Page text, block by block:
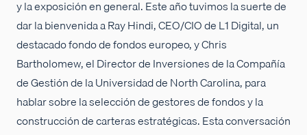
y la exposición en general. Este año tuvimos la suerte de
dar la bienvenida a Ray Hindi, CEO/CIO de L1 Digital, un
destacado fondo de fondos europeo, y Chris
Bartholomew, el Director de Inversiones de la Compañía
de Gestión de la Universidad de North Carolina, para
hablar sobre la selección de gestores de fondos y la
construcción de carteras estratégicas. Esta conversación